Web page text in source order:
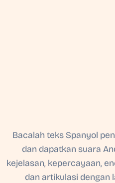
Bacalah teks Spanyol
dan dapatkan suara
kejelasan, kepercayaan,
dan artikulasi dengan